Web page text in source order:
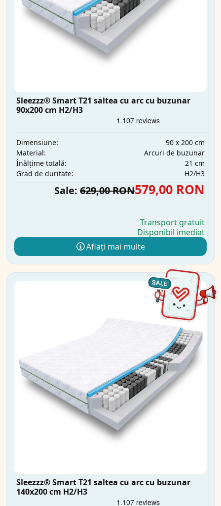
Sleezzz® Smart T21 saltea cu arc cu buzunar
90x200 cm H2/H3
Dimensiune:
90 x 200 cm
Material:
Arcuri de buzunar
Înălțime totală:
21 cm
Grad de duritate:
H2/H3
Sale: 629,00 RON579,00 RON
Transport gratuit
Disponibil imediat
Aflați mai multe
Sleezzz® Smart T21 saltea cu arc cu buzunar
140x200 cm H2/H3